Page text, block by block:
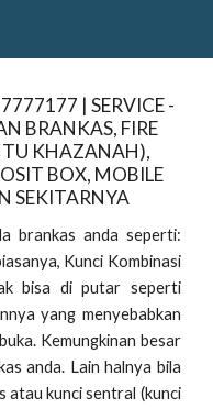
| SERVICE -
BRANKAS, FIRE
KHAZANAH),
BOX, MOBILE
SEKITARNYA
brankas anda seperti:
Kunci Kombinasi
bisa di putar seperti
yang menyebabkan
Kemungkinan besar
anda. Lain halnya bila
atau kunci sentral (kunci